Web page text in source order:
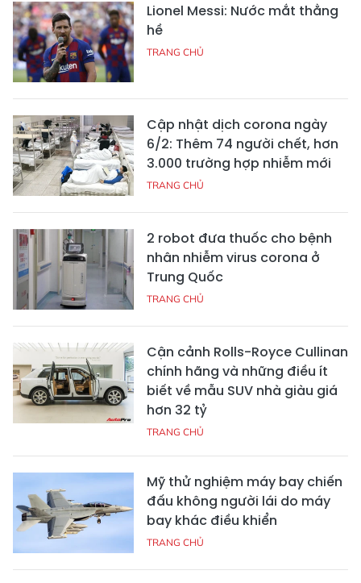
Lionel Messi: Nước mắt thằng
hề
TRANG CHỦ
Cập nhật dịch corona ngày
6/2: Thêm 74 người chết, hơn
3.000 trường hợp nhiễm mới
TRANG CHỦ
2 robot đưa thuốc cho bệnh
nhân nhiễm virus corona ở
Trung Quốc
TRANG CHỦ
Cận cảnh Rolls-Royce Cullinan
chính hãng và những điều ít
biết về mẫu SUV nhà giàu giá
hơn 32 tỷ
TRANG CHỦ
Mỹ thử nghiệm máy bay chiến
đấu không người lái do máy
bay khác điều khiển
TRANG CHỦ